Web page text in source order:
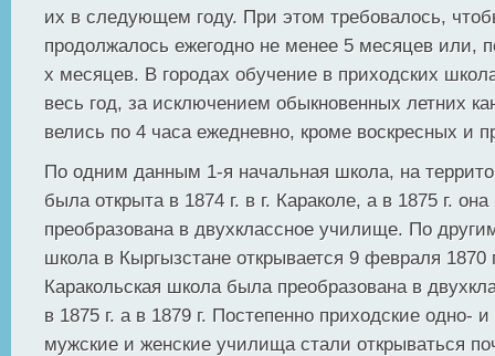
их в следующем году. При этом требовалось,
продолжалось ежегодно не менее 5 месяцев или,
х месяцев. В городах обучение в приходских
весь год, за исключением обыкновенных летних
велись по 4 часа ежедневно, кроме воскресных и
По одним данным 1-я начальная школа, на
была открыта в 1874 г. в г. Караколе, а в 1875 г.
преобразована в двухклассное училище. По
школа в Кыргызстане открывается 9 февраля 1870
Каракольская школа была преобразована в
в 1875 г. а в 1879 г. Постепенно приходские одно-
мужские и женские училища стали открываться